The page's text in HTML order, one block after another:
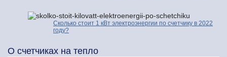
Сколько стоит 1 кВт электроэнергии по счетчику в 2022
году?
О счетчиках на тепло